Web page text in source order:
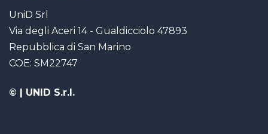
UniD Srl
Via degli Aceri 14 - Gualdicciolo 47893
Repubblica di San Marino
COE: SM22747
© | UNID S.r.l.